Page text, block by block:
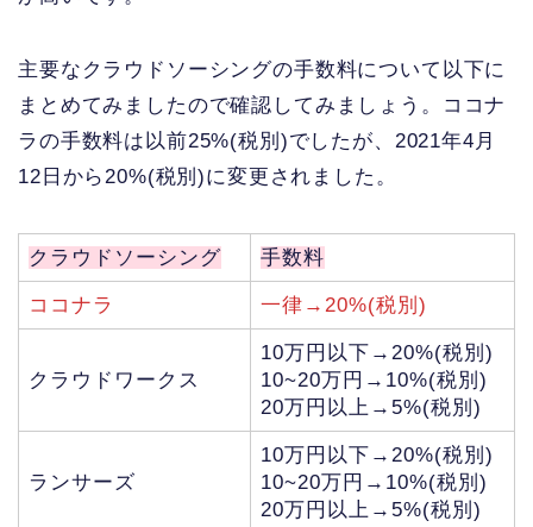
主要なクラウドソーシングの手数料について以下に
まとめてみましたので確認してみましょう。ココナ
ラの手数料は以前25%(税別)でしたが、2021年4月
12日から20%(税別)に変更されました。
クラウドソーシング 手数料
ココナラ 一律→20%(税別)
クラウドワークス
10万円以下→20%(税別)
10~20万円→10%(税別)
20万円以上→5%(税別)
ランサーズ
10万円以下→20%(税別)
10~20万円→10%(税別)
20万円以上→5%(税別)